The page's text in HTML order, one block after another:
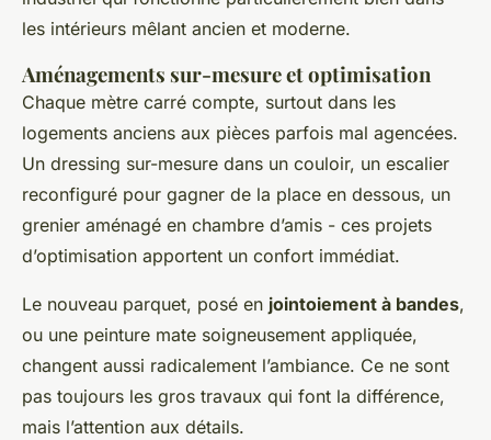
les intérieurs mêlant ancien et moderne.
Aménagements sur-mesure et optimisation
Chaque mètre carré compte, surtout dans les
logements anciens aux pièces parfois mal agencées.
Un dressing sur-mesure dans un couloir, un escalier
reconfiguré pour gagner de la place en dessous, un
grenier aménagé en chambre d’amis - ces projets
d’optimisation apportent un confort immédiat.
Le nouveau parquet, posé en jointoiement à bandes,
ou une peinture mate soigneusement appliquée,
changent aussi radicalement l’ambiance. Ce ne sont
pas toujours les gros travaux qui font la différence,
mais l’attention aux détails.